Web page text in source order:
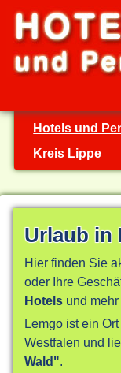
Hotels und
Kreis Lippe
Urlaub in
Hier finden Sie
oder Ihre
Hotels und
Lemgo ist ein
Westfalen und
Wald"